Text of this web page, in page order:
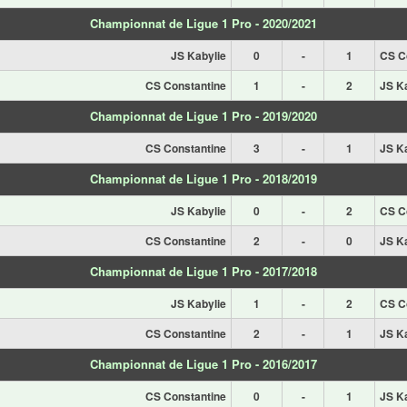
Championnat de Ligue 1 Pro - 2020/2021
JS Kabylie 0 - 1
CS
CS Constantine
1 - 2 JS
Championnat de Ligue 1 Pro - 2019/2020
CS Constantine 3 - 1 JS
Championnat de Ligue 1 Pro - 2018/2019
JS Kabylie 0 - 2
CS
CS Constantine
2 - 0 JS
Championnat de Ligue 1 Pro - 2017/2018
JS Kabylie 1 - 2
CS
CS Constantine
2 - 1 JS
Championnat de Ligue 1 Pro - 2016/2017
CS Constantine 0 - 1 JS